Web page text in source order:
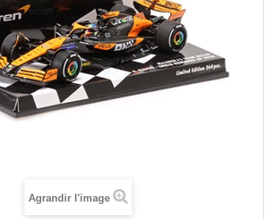
Agrandir l'image